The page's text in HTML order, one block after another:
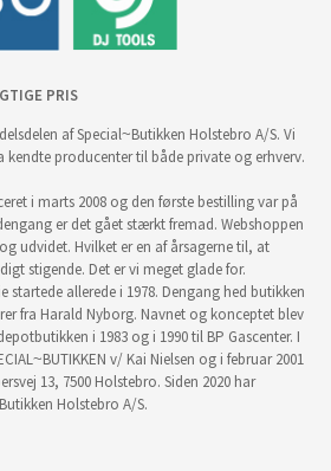
PRIS
af Special~Butikken Holstebro A/S. Vi
producenter til både private og erhverv.
i marts 2008 og den første bestilling var på
er det gået stærkt fremad. Webshoppen
udvidet. Hvilket er en af årsagerne til, at
stigende. Det er vi meget glade for.
startede allerede i 1978. Dengang hed butikken
fra Harald Nyborg. Navnet og konceptet blev
i 1983 og i 1990 til BP Gascenter. I
v/ Kai Nielsen og i februar 2001
13, 7500 Holstebro. Siden 2020 har
Holstebro A/S.